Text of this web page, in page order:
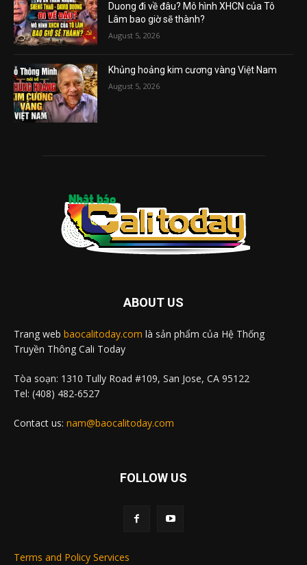
Duong đi về đâu? Mô hình XHCN của Tô
Lâm bao giờ sẽ thành?
August 5, 2026
Khủng hoảng kim cương vàng Việt Nam
August 5, 2026
ABOUT US
Trang web baocalitoday.com là sản phẩm của Hệ Thống
Truyền Thông Cali Today
Tòa soạn: 1310 Tully Road #109, San Jose, CA 95122
Tel: (408) 482-6527
Contact us: nam@baocalitoday.com
FOLLOW US
Terms and Policy Services